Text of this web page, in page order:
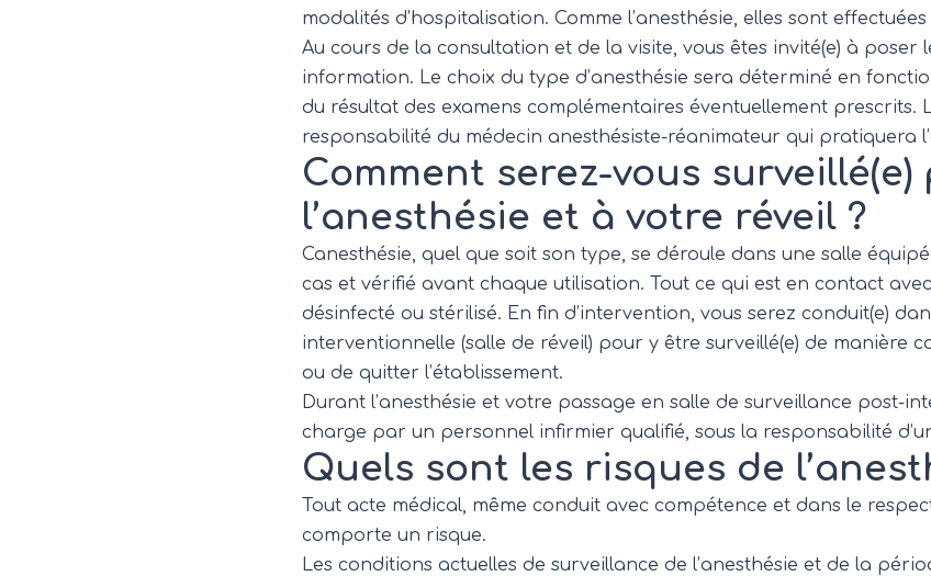
modalités d’hospitalisation. Comme l’anesthésie, elles sont
Au cours de la consultation et de la visite, vous êtes invité(e) à poser
information. Le choix du type d’anesthésie sera déterminé en
du résultat des examens complémentaires éventuellement prescrits.
responsabilité du médecin anesthésiste-réanimateur qui pratiquera
Comment serez-vous
l’anesthésie et à votre réveil ?
Canesthésie, quel que soit son type, se déroule dans une salle
cas et vérifié avant chaque utilisation. Tout ce qui est en contact
désinfecté ou stérilisé. En fin d’intervention, vous serez conduit(e)
interventionnelle (salle de réveil) pour y être surveillé(e) de manière
ou de quitter l’établissement.
Durant l’anesthésie et votre passage en salle de surveillance post-
charge par un personnel infirmier qualifié, sous la responsabilité
Quels sont les risques de
Tout acte médical, même conduit avec compétence et dans le
comporte un risque.
Les conditions actuelles de surveillance de l’anesthésie et de la